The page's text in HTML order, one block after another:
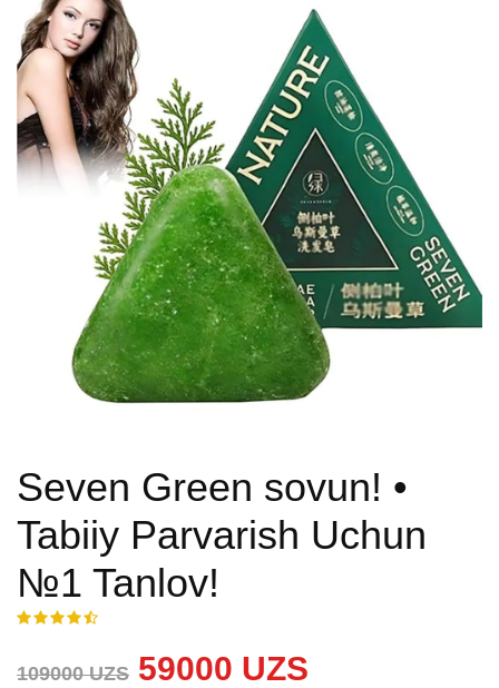
Seven Green sovun! •
Tabiiy Parvarish Uchun
№1 Tanlov!
109000 UZS 59000 UZS